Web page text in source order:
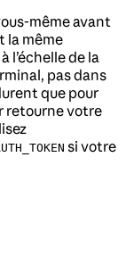
même avant
la même
l’échelle de la
pas dans
que pour
retourne votre
si votre